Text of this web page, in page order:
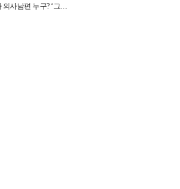
재혼 강성연 ♥2살 연하 의사남편 누구? ‘그알’ 자문의에 훈남 비주얼 초엘리트 스펙 [종합]